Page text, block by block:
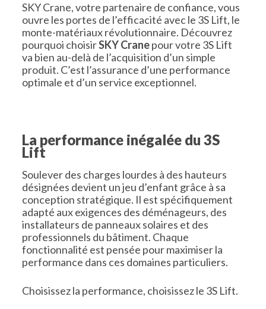
SKY Crane, votre partenaire de confiance, vous
ouvre les portes de l’efficacité avec le 3S Lift, le
monte-matériaux révolutionnaire. Découvrez
pourquoi choisirSKY Cranepour votre 3S Lift
va bien au-delà de l’acquisition d’un simple
produit. C’est l’assurance d’une performance
optimale et d’un service exceptionnel.
La performance inégalée du 3S
Lift
Soulever des charges lourdes à des hauteurs
désignées devient un jeu d’enfant grâce à sa
conception stratégique. Il est spécifiquement
adapté aux exigences des déménageurs, des
installateurs de panneaux solaires et des
professionnels du bâtiment. Chaque
fonctionnalité est pensée pour maximiser la
performance dans ces domaines particuliers.
Choisissez la performance, choisissez le 3S Lift.